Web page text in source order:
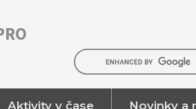
Aktivity v čase Novinky a